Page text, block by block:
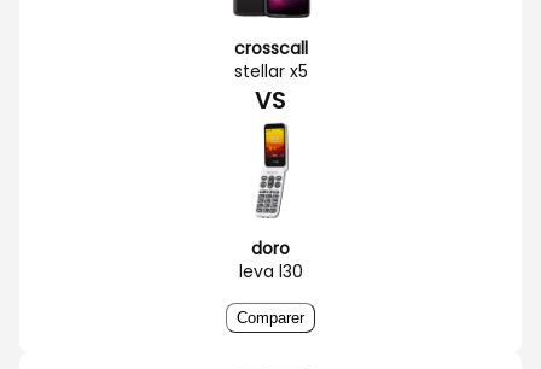
crosscall
stellar x5
VS
doro
leva l30
Comparer